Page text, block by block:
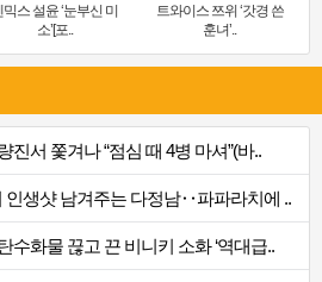
믹스 설윤 ‘눈부신 미
소’[포..
트와이스 쯔위 ‘갓경 쓴
훈녀’..
진서 쫓겨나 “점심 때 4병 마셔”(바..
인생샷 남겨주는 다정남‥파파라치에 ..
수화물 끊고 끈 비니키 소화 ‘역대급..